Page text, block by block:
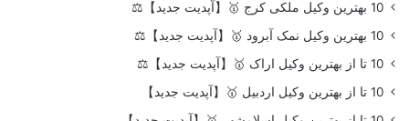
10 بهترین وکیل ملکی کرج 🥇【آپدیت جدید】⚖️
10 بهترین وکیل نمک آبرود 🥇【آپدیت جدید】⚖️
10 تا از بهترین وکیل اراک 🥇【آپدیت جدید】⚖️
10 تا از بهترین وکیل اردبیل 🥇【آپدیت جدید】